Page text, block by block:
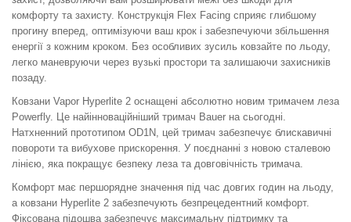
комфорту та захисту. Конструкція Flex Facing сприяє глибшому
прогину вперед, оптимізуючи ваш крок і забезпечуючи збільшення
енергії з кожним кроком. Без особливих зусиль ковзайте по льоду,
легко маневруючи через вузькі простори та залишаючи захисників
позаду.
Ковзани Vapor Hyperlite 2 оснащені абсолютно новим тримачем леза
Powerfly. Це найінноваційніший тримач Bauer на сьогодні.
Натхненний прототипом OD1N, цей тримач забезпечує блискавичні
повороти та вибухове прискорення. У поєднанні з новою сталевою
лінією, яка покращує безпеку леза та довговічність тримача.
Комфорт має першорядне значення під час довгих годин на льоду,
а ковзани Hyperlite 2 забезпечують безпрецедентний комфорт.
Фіксована підошва забезпечує максимальну підтримку та